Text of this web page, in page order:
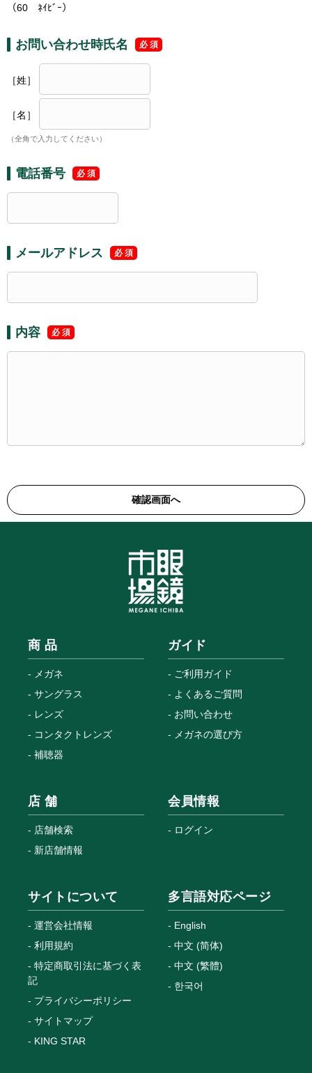
（60 ﾈｲﾋﾞｰ）
お問い合わせ時氏名
［姓］
［名］
（全角で入力してください）
電話番号
メールアドレス
内容
商 品
メガネ
サングラス
レンズ
コンタクトレンズ
補聴器
ガイド
ご利用ガイド
よくあるご質問
お問い合わせ
メガネの選び方
店 舗
店舗検索
新店舗情報
会員情報
ログイン
サイトについて
運営会社情報
利用規約
特定商取引法に基づく表
記
プライバシーポリシー
サイトマップ
KING STAR
多言語対応ページ
English
中文 (简体)
中文 (繁體)
한국어